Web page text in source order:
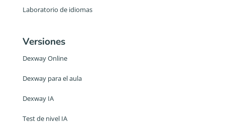
Laboratorio de idiomas
Versiones
Dexway Online
Dexway para el aula
Dexway IA
Test de nivel IA